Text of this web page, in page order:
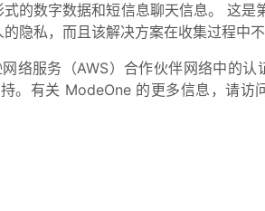
的数字数据和短信息聊天信息。 这
隐私，而且该解决方案在收集过程中
络服务（AWS）合作伙伴网络中的
。有关 ModeOne 的更多信息，请访